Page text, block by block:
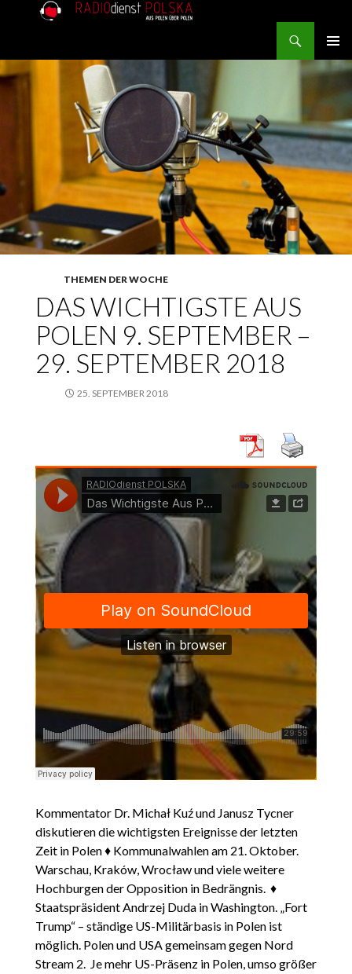
MENU
THEMEN DER WOCHE
DAS WICHTIGSTE AUS
POLEN 9. SEPTEMBER –
29. SEPTEMBER 2018
25. SEPTEMBER 2018
Kommentator Dr. Michał Kuź und Janusz Tycner
diskutieren die wichtigsten Ereignisse der letzten
Zeit in Polen ♦ Kommunalwahlen am 21. Oktober.
Warschau, Kraków, Wrocław und viele weitere
Hochburgen der Opposition in Bedrängnis. ♦
Staatspräsident Andrzej Duda in Washington. „Fort
Trump“ – ständige US-Militärbasis in Polen ist
möglich. Polen und USA gemeinsam gegen Nord
Stream 2. Je mehr US-Präsenz in Polen, umso größer